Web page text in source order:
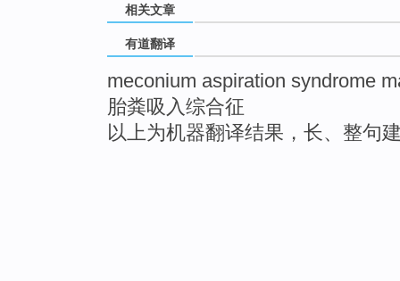
相关文章
有道翻译
meconium aspiration syndrome
胎粪吸入综合征
以上为机器翻译结果，长、整句